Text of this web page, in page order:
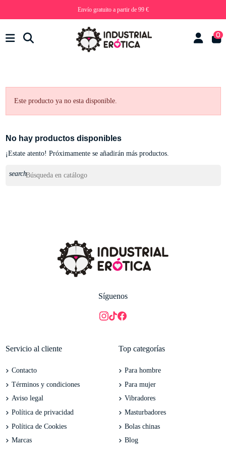
Envío gratuito a partir de 99 €
0
Este producto ya no esta disponible.
No hay productos disponibles
¡Estate atento! Próximamente se añadirán más productos.
search
Síguenos
Servicio al cliente
Contacto
Términos y condiciones
Aviso legal
Política de privacidad
Política de Cookies
Marcas
Top categorías
Para hombre
Para mujer
Vibradores
Masturbadores
Bolas chinas
Blog